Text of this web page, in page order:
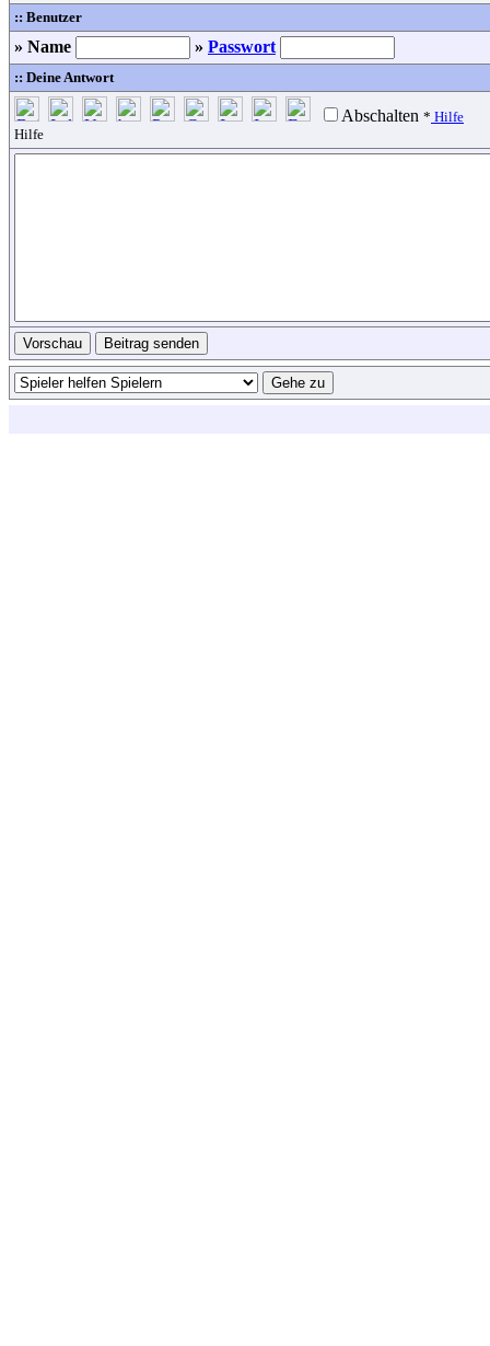
:: Benutzer
» Name » Passwort
:: Deine Antwort
Abschalten * Hilfe
Hilfe